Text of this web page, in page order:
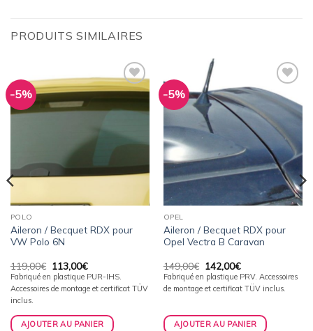
PRODUITS SIMILAIRES
-5%
Ajouter
wishlist
POLO
Aileron / Becquet RDX pour
VW Polo 6N
119,00€ Le
prix
initial
était :
113,00€Le
prix
actuel
est :
Fabriqué en plastique PUR-IHS.
Accessoires de montage et certificat TÜV
inclus.
AJOUTER AU PANIER
-5%
Ajouter
à la
wishlist
OPEL
Aileron / Becquet RDX pour
Opel Vectra B Caravan
149,00€ Le
prix
initial
était :
142,00€Le
prix
actuel
est :
Fabriqué en plastique PRV. Accessoires
de montage et certificat TÜV inclus.
AJOUTER AU PANIER